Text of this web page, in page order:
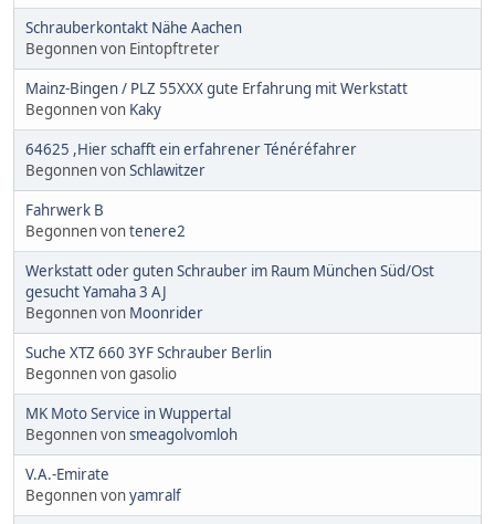
Schrauberkontakt Nähe Aachen
Begonnen von Eintopftreter
Mainz-Bingen / PLZ 55XXX gute Erfahrung mit Werkstatt
Begonnen von Kaky
64625 ,Hier schafft ein erfahrener Ténéréfahrer
Begonnen vonSchlawitzer
Fahrwerk B
Begonnen vontenere2
Werkstatt oder guten Schrauber im Raum München Süd/Ost
gesucht Yamaha 3 AJ
Begonnen von Moonrider
Suche XTZ 660 3YF Schrauber Berlin
Begonnen von gasolio
MK Moto Service in Wuppertal
Begonnen vonsmeagolvomloh
V.A.-Emirate
Begonnen vonyamralf